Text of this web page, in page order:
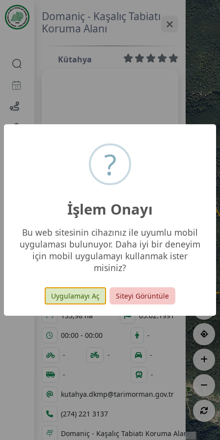
Domaniç - Kaşalıç Tabiatı
Koruma Alanı
Kütahya
Video
Galeri
Fotoğraf
Galerisi
133,98 ha 05.02.1991
00:00 - 00:00 -
- - -
- -
kutahya.dkmp@tarimorman.gov.tr
(274) 221 3137
Domaniç - Kaşalıç Tabiatı Koruma Alanı
Domaniç - Kaşalıç Tabiatı Koruma Alanı
500 m
?
İşlem Onayı
Bu web sitesinin cihazınız ile uyumlu mobil
uygulaması bulunuyor. Daha iyi bir deneyim
için mobil uygulamayı kullanmak ister
misiniz?
Uygulamayı Aç Siteyi Görüntüle